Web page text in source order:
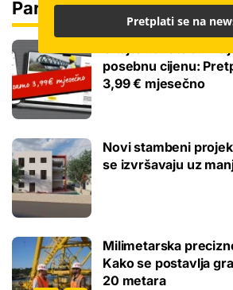
Partneri
posebnu cijenu:
3,99 € mjesečno
Novi stambeni
se izvršavaju uz
Milimetarska
Kako se postavlja
20 metara
Pretplati se na